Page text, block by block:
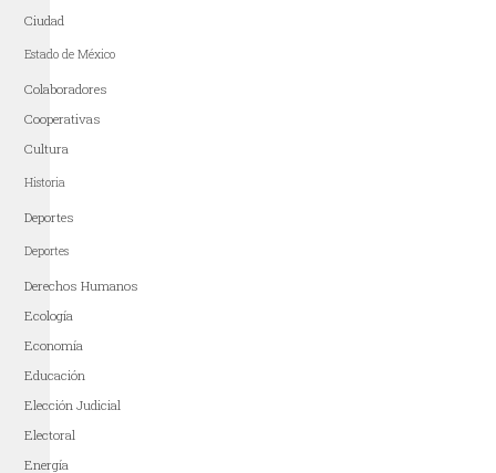
Ciudad
Estado de México
Colaboradores
Cooperativas
Cultura
Historia
Deportes
Deportes
Derechos Humanos
Ecología
Economía
Educación
Elección Judicial
Electoral
Energía